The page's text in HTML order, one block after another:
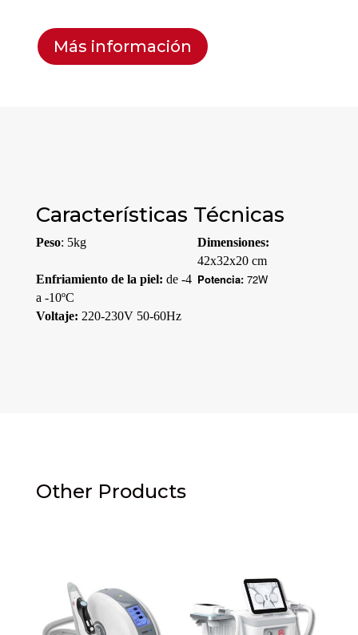
Más información
Características Técnicas
Peso: 5kg
Dimensiones:
42x32x20 cm
Enfriamiento de la piel: de -4
a -10ºC
Potencia:72W
Voltaje: 220-230V 50-60Hz
Other Products